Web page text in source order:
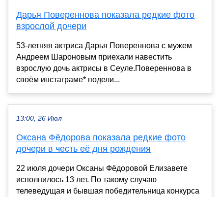
Дарья Повереннова показала редкие фото
взрослой дочери
53-летняя актриса Дарья Повереннова с мужем
Андреем Шароновым приехали навестить
взрослую дочь актрисы в Сеуле.Повереннова в
своём инстаграме* подели...
13:00, 26 Июл
Оксана Фёдорова показала редкие фото
дочери в честь её дня рождения
22 июля дочери Оксаны Фёдоровой Елизавете
исполнилось 13 лет. По такому случаю
телеведущая и бывшая победительница конкурса